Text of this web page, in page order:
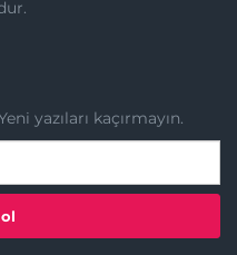
yazıları kaçırmayın.